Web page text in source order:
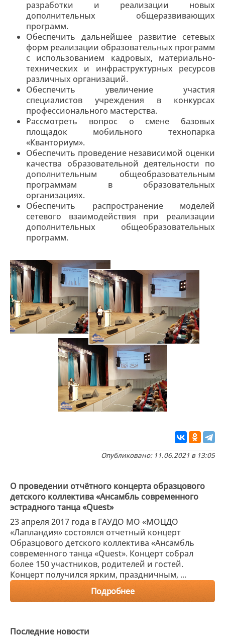
разработки и реализации новых
дополнительных общеразвивающих
программ.
Обеспечить дальнейшее развитие сетевых
форм реализации образовательных программ
с использованием кадровых, материально-
технических и инфраструктурных ресурсов
различных организаций.
Обеспечить увеличение участия
специалистов учреждения в конкурсах
профессионального мастерства.
Рассмотреть вопрос о смене базовых
площадок мобильного технопарка
«Кванториум».
Обеспечить проведение независимой оценки
качества образовательной деятельности по
дополнительным общеобразовательным
программам в образовательных
организациях.
Обеспечить распространение моделей
сетевого взаимодействия при реализации
дополнительных общеобразовательных
программ.
Опубликовано: 11.06.2021 в 13:05
О проведении отчётного концерта образцового
детского коллектива «Ансамбль современного
эстрадного танца «Quest»
23 апреля 2017 года в ГАУДО МО «МОЦДО
«Лапландия» состоялся отчетный концерт
Образцового детского коллектива «Ансамбль
современного танца «Quest». Концерт собрал
более 150 участников, родителей и гостей.
Концерт получился ярким, праздничным, ...
Подробнее
Последние новости